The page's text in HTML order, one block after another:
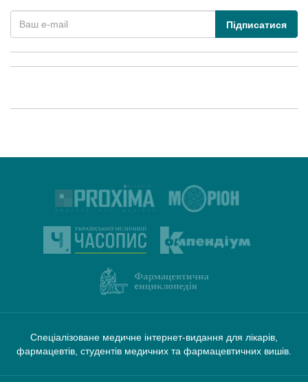
Підписатися
Спеціалізоване медичне інтернет-видання для лікарів,
фармацевтів, студентів медичних та фармацевтичних вишів.